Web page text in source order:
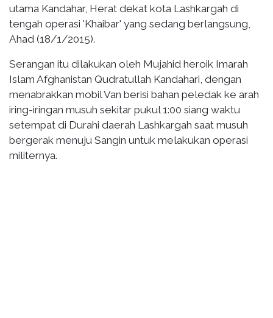
utama Kandahar, Herat dekat kota Lashkargah di
tengah operasi 'Khaibar' yang sedang berlangsung,
Ahad (18/1/2015).
Serangan itu dilakukan oleh Mujahid heroik Imarah
Islam Afghanistan Qudratullah Kandahari, dengan
menabrakkan mobil Van berisi bahan peledak ke arah
iring-iringan musuh sekitar pukul 1:00 siang waktu
setempat di Durahi daerah Lashkargah saat musuh
bergerak menuju Sangin untuk melakukan operasi
militernya.